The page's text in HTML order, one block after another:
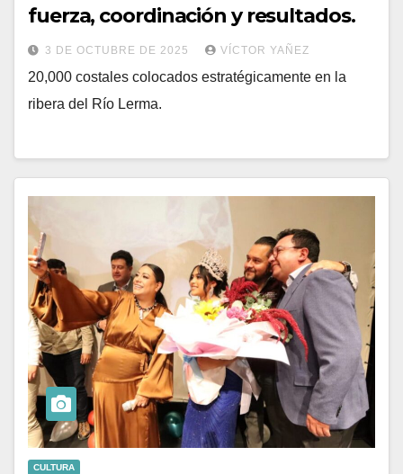
fuerza, coordinación y resultados.
3 DE OCTUBRE DE 2025 VÍCTOR YAÑEZ
20,000 costales colocados estratégicamente en la
ribera del Río Lerma.
CULTURA